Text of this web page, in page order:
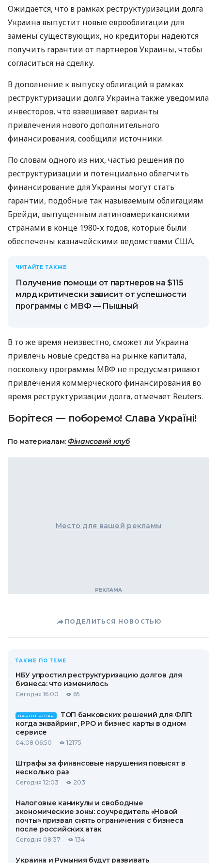
Ожидается, что в рамках реструктуризации долга
Украина выпустит новые еврооблигации для
замены существующих, но кредиторы надеются
получить гарантии от партнеров Украины, чтобы
согласиться на сделку.
В дополнение к выпуску облигаций в рамках
реструктуризации долга Украина также уведомила
инвесторов, что взвешивает варианты
привлечения нового дополнительного
финансирования, сообщили источники.
По словам одного из них, частью решения по
реструктуризации и потенциально облегчить
финансирование для Украины могут стать
гарантии, подобные так называемым облигациям
Брейди, выпущенным латиноамериканскими
странами в конце 1980-х годов, которые были
обеспечены казначейскими ведомствами США.
ЧИТАЙТЕ ТАКЖЕ
Получение помощи от партнеров на $115
млрд критически зависит от успешности
программы с МВФ — Пышный
В то же время неизвестно, сможет ли Украина
привлечь новые средства на рынке капитала,
поскольку программы МВФ не предусматривают
привлечения коммерческого финансирования во
время реструктуризации долга, отмечает Reuters.
Борітеся — поборемо! Слава Україні!
По материалам: Фінансовий клуб
Место для вашей рекламы
ПОДЕЛИТЬСЯ НОВОСТЬЮ
ТАКЖЕ ПО ТЕМЕ
НБУ упростил реструктуризацию долгов для
бизнеса: что изменилось
Сегодня 16:00 65
ПАРТНЕРСКАЯ
ТОП банковских решений для ФЛП:
когда эквайринг, РРО и бизнес карты в одном
сервисе
04.08 06:50 12175
Штрафы за финансовые нарушения повысят в
несколько раз
Сегодня 12:03 203
Налоговые каникулы и свободные
экономические зоны: соучредитель «Новой
почты» призвал снять ограничения с бизнеса
после российских атак
Сегодня 08:37 134
Украина и Румыния будут развивать